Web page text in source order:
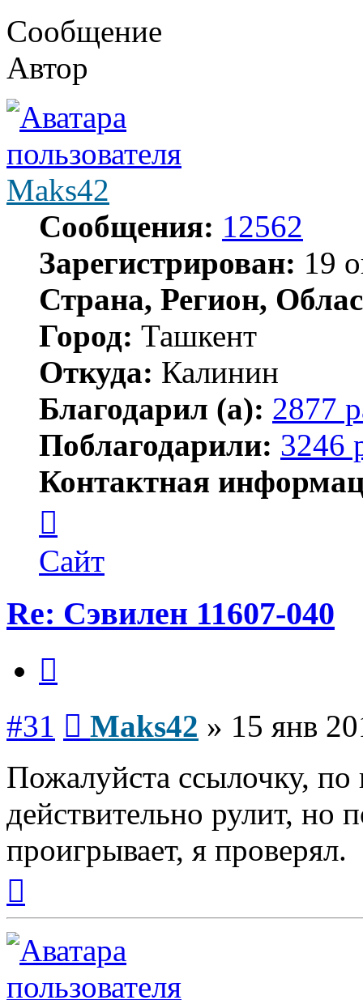
Сообщение
Автор
Maks42
Сообщения: 12562
Зарегистрирован: 19
Страна, Регион,
Город: Ташкент
Откуда: Калинин
Благодарил (а): 2877
Поблагодарили: 3246
Контактная
пользователя
Maks42
Сайт
Re: Сэвилен 11607-040
#31 Maks42 » 15 янв
Пожалуйста ссылочку,
действительно рулит, но
проигрывает, я проверял.
началу